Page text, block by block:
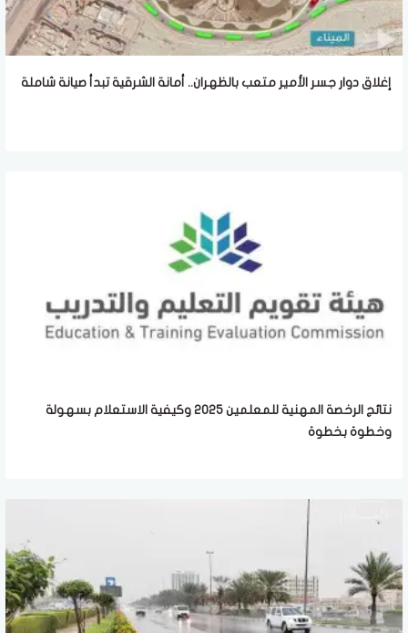
إغلاق دوار جسر الأمير متعب بالظهران.. أمانة الشرقية تبدأ صيانة شاملة
نتائج الرخصة المهنية للمعلمين 2025 وكيفية الاستعلام بسهولة
وخطوة بخطوة